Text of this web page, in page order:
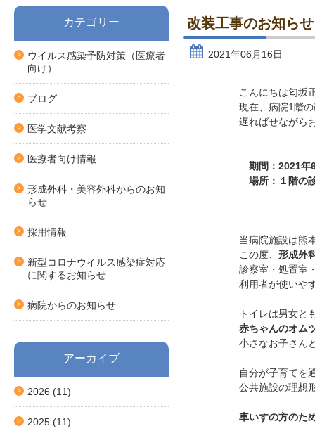
カテゴリー
ウイルス感染予防対策（医療者
向け）
ブログ
医学文献考察
医療者向け情報
形成外科・美容外科からのお知
らせ
採用情報
新型コロナウイルス感染症対応
に関するお知らせ
病院からのお知らせ
アーカイブ
2026 (11)
2025 (11)
改装工事のお知ら
2021年06月16日
こんにちは匂坂
現在、病院1階
遅ればせながら
期間：2021年
場所：１階の
当病院施設は熊
この度、 形成外
診察室・処置室
利用者が使いや
トイレは男女と
赤ちゃんのオム
小さなお子さん
自分が子育てを
公共施設の理想
車いすの方のた